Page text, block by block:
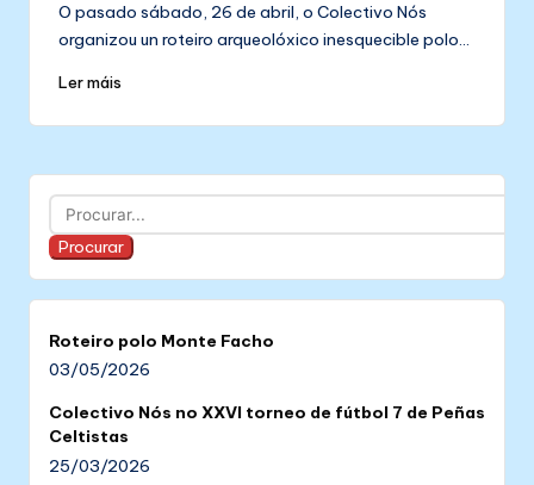
O pasado sábado, 26 de abril, o Colectivo Nós
organizou un roteiro arqueolóxico inesquecible polo…
Ler máis
Buscar
Procurar
Roteiro polo Monte Facho
03/05/2026
Colectivo Nós no XXVI torneo de fútbol 7 de Peñas
Celtistas
25/03/2026